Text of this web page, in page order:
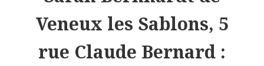
Veneux les Sablons, 5
rue Claude Bernard :